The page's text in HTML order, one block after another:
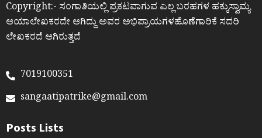
Copyright:- ಸಂಗಾತಿಯಲ್ಲಿ ಪ್ರಕಟವಾಗುವ ಎಲ್ಲ ಬರಹಗಳ ಹಕ್ಕುಸ್ವಾಮ್ಯ
ಆಯಾಲೇಖಕರದೇ ಆಗಿದ್ದು ಅವರ ಅಭಿಪ್ರಾಯಗಳಹೊಣೆಗಾರಿಕೆ ಸದರಿ
ಲೇಖಕರದೆ ಆಗಿರುತ್ತದೆ
7019100351
sangaatipatrike@gmail.com
Posts Lists